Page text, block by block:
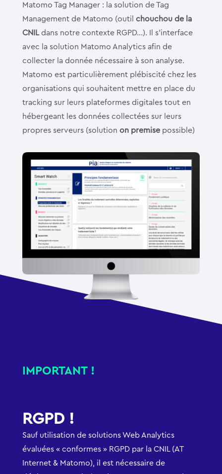
Matomo Tag Manager : la solution de Tag
Management de Matomo (outil chouchou de la
CNIL dans notre contexte RGPD…). Il s’interface
avec la solution Matomo Analytics afin de
collecter la donnée nécessaire à son analyse.
Matomo est particulièrement plébiscité chez les
organisations qui souhaitent mettre en place du
tracking sur leurs plateformes digitales tout en
hébergeant les données collectées sur leurs
propres serveurs (solution on premise possible)
IMPORTANT !
RGPD !
Sauf utilisation de solutions Web Analytics
évaluées « conformes » RGPD par la CNIL (AT
Internet & Matomo), il est nécessaire de